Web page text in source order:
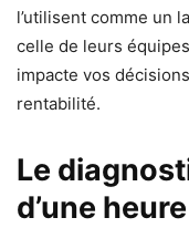
l’utilisent comme un
celle de leurs
impacte vos
rentabilité.
Le
d’une